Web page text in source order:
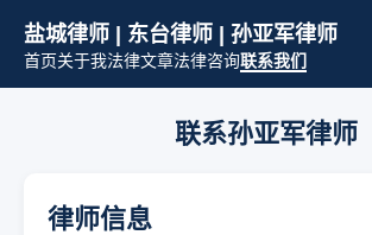
盐城律师 | 东台律师 | 孙亚军律师
首页关于我法律文章法律咨询联系我们
联系孙亚军律师
律师信息